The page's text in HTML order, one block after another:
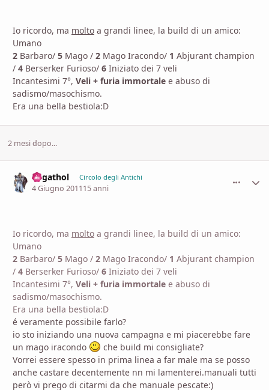
Io ricordo, ma molto a grandi linee, la build di un amico:
Umano
2 Barbaro/ 5 Mago / 2 Mago Iracondo/ 1 Abjurant champion
/ 4 Berserker Furioso/ 6 Iniziato dei 7 veli
Incantesimi 7°, Veli + furia immortale e abuso di
sadismo/masochismo.
Era una bella bestiola:D
2 mesi dopo...
Ragathol Circolo degli Antichi
4 Giugno 201115 anni
Io ricordo, ma molto a grandi linee, la build di un amico:
Umano
2 Barbaro/ 5 Mago / 2 Mago Iracondo/ 1 Abjurant champion
/ 4 Berserker Furioso/ 6 Iniziato dei 7 veli
Incantesimi 7°, Veli + furia immortale e abuso di
sadismo/masochismo.
Era una bella bestiola:D
é veramente possibile farlo?
io sto iniziando una nuova campagna e mi piacerebbe fare
un mago iracondo
che build mi consigliate?
Vorrei essere spesso in prima linea a far male ma se posso
anche castare decentemente nn mi lamenterei.manuali tutti
però vi prego di citarmi da che manuale pescate:)